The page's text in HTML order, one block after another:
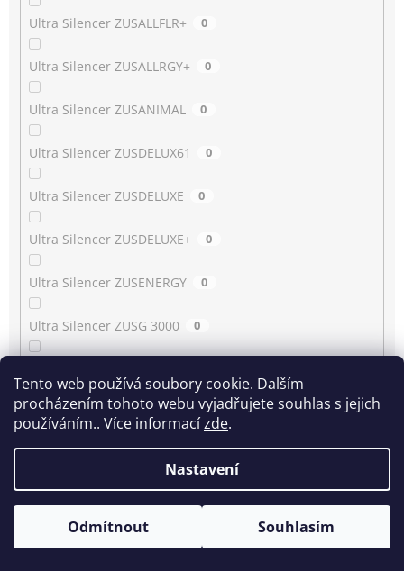
Tento web používá soubory cookie. Dalším
procházením tohoto webu vyjadřujete souhlas s jejich
používáním.. Více informacízde.
Nastavení
Odmítnout Souhlasím
Ultra Silencer ZUSALLFLR+ 0
Ultra Silencer ZUSALLRGY+ 0
Ultra Silencer ZUSANIMAL 0
Ultra Silencer ZUSDELUX61 0
Ultra Silencer ZUSDELUXE 0
Ultra Silencer ZUSDELUXE+ 0
Ultra Silencer ZUSENERGY 0
Ultra Silencer ZUSG 3000 0
Ultra Silencer ZUSG 4061 0
Ultra Silencer ZUSGREEN 0